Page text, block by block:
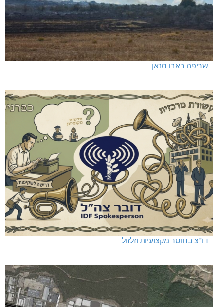
שריפה באבו סנאן
דו"צ בחוסר מקצועיות וזלזול